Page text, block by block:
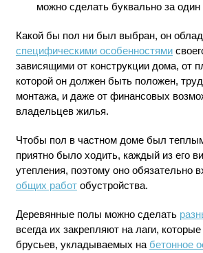
можно сделать буквально за один
Какой бы пол ни был выбран, он
специфическими особенностями
зависящими от конструкции дома, от
которой он должен быть положен,
монтажа, и даже от финансовых
владельцев жилья.
Чтобы пол в частном доме был
приятно было ходить, каждый из его
утепления, поэтому оно обязательно
общих работобустройства.
Деревянные полы можно сделать
всегда их закрепляют на лаги,
брусьев, укладываемых на бетонное